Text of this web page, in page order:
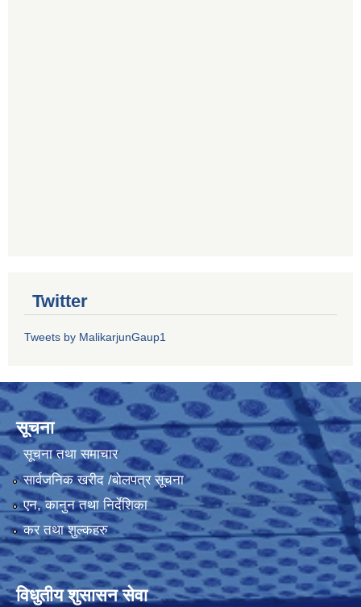
Twitter
Tweets by MalikarjunGaup1
सूचना
सूचना तथा समाचार
सार्वजनिक खरीद /बोलपत्र सूचना
एन, कानुन तथा निर्देशिका
कर तथा शुल्कहरु
विधुतीय शुसासन सेवा